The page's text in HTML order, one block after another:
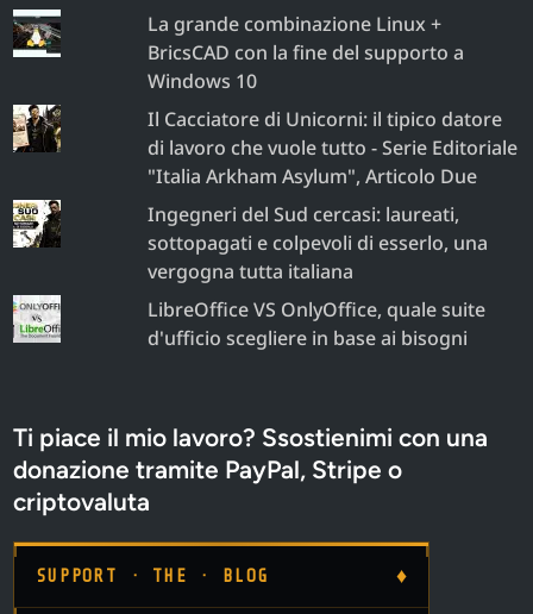
La grande combinazione Linux +
BricsCAD con la fine del supporto a
Windows 10
Il Cacciatore di Unicorni: il tipico datore
di lavoro che vuole tutto - Serie Editoriale
"Italia Arkham Asylum", Articolo Due
Ingegneri del Sud cercasi: laureati,
sottopagati e colpevoli di esserlo, una
vergogna tutta italiana
LibreOffice VS OnlyOffice, quale suite
d'ufficio scegliere in base ai bisogni
Ti piace il mio lavoro? Ssostienimi con una
donazione tramite PayPal, Stripe o
criptovaluta
SUPPORT · THE · BLOG ♦